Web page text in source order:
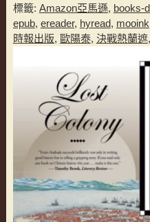
標籤: Amazon亞馬遜, books-
epub, ereader, hyread, mooink
時報出版, 歐陽泰, 決戰熱蘭遮,